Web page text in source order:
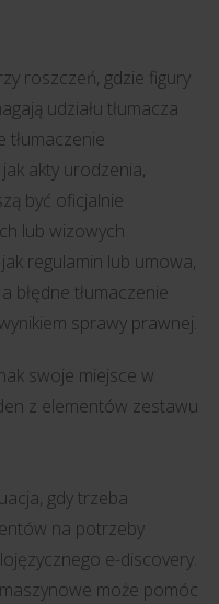
roszczeń, gdzie figury
udziału tłumacza
tłumaczenie
akty urodzenia,
być oficjalnie
lub wizowych
regulamin lub umowa,
błędne tłumaczenie
sprawy prawnej.
swoje miejsce w
z elementów zestawu
gdy trzeba
na potrzeby
e-discovery.
może pomóc